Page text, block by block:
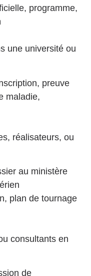
programme,
une université ou
preuve
maladie,
réalisateurs, ou
au ministère
plan de tournage
consultants en
de